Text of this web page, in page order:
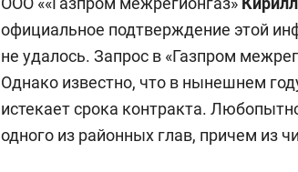
официальное подтверждение этой
не удалось. Запрос в «Газпром
Однако известно, что в нынешнем
истекает срока контракта.
одного из районных глав, причем из